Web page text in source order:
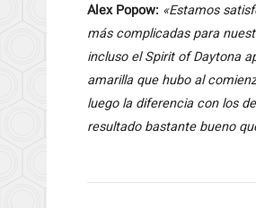
Alex Popow: «Estamos
más complicadas para
incluso el Spirit of Daytona
amarilla que hubo al
luego la diferencia con los
resultado bastante bueno